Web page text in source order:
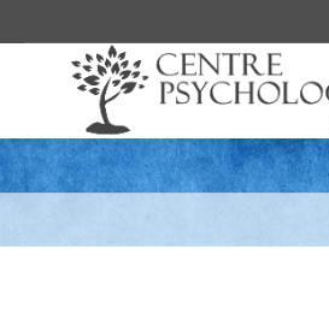
Un niveau de
causer de l’anxiété et